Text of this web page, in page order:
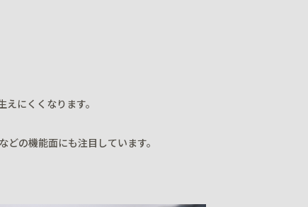
にくくなります。
の機能面にも注目しています。